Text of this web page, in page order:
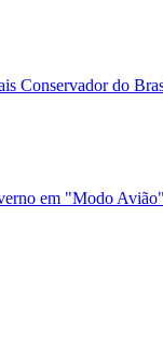
Conservador do
em "Modo Avião"